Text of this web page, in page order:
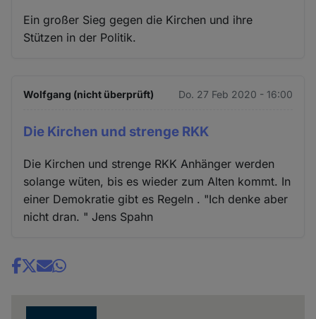
Ein großer Sieg gegen die Kirchen und ihre
Stützen in der Politik.
Wolfgang (nicht überprüft) Do. 27 Feb 2020 - 16:00
Die Kirchen und strenge RKK
Die Kirchen und strenge RKK Anhänger werden
solange wüten, bis es wieder zum Alten kommt. In
einer Demokratie gibt es Regeln . "Ich denke aber
nicht dran. " Jens Spahn
Share